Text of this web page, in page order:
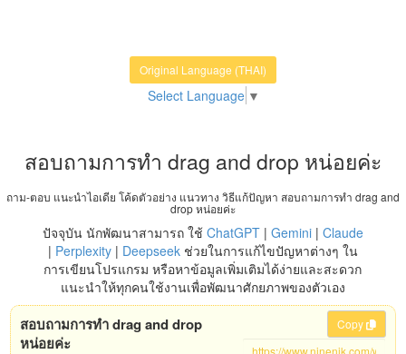
Original Language (THAI)
Select Language ▼
สอบถามการทำ drag and drop หน่อยค่ะ
ถาม-ตอบ แนะนำไอเดีย โค้ดตัวอย่าง แนวทาง วิธีแก้ปัญหา สอบถามการทำ drag and
drop หน่อยค่ะ
ปัจจุบัน นักพัฒนาสามารถ ใช้ ChatGPT| Gemini| Claude
| Perplexity| Deepseekช่วยในการแก้ไขปัญหาต่างๆ ใน
การเขียนโปรแกรม หรือหาข้อมูลเพิ่มเติมได้ง่ายและสะดวก
แนะนำให้ทุกคนใช้งานเพื่อพัฒนาศักยภาพของตัวเอง
สอบถามการทำ drag and drop
หน่อยค่ะ
Copy